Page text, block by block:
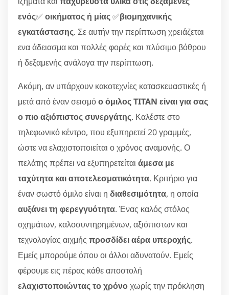
ενός✅ οικήματος ή μίας✅βιομηχανικής
εγκατάστασης. Σε αυτήν την περίπτωση χρειάζεται
ενα άδειασμα και πολλές φορές και πλύσιμο βόθρου
ή δεξαμενής ανάλογα την περίπτωση.
Ακόμη, αν υπάρχουν κακοτεχνίες κατασκευαστικές ή
μετά από έναν σεισμόο όμιλος TITAN είναι για σας
ο πιο αξιόπιστος συνεργάτης. Καλέστε στο
τηλεφωνικό κέντρο, που εξυπηρετεί 20 γραμμές,
ώστε να ελαχιστοποιείται ο χρόνος αναμονής. Ο
πελάτης πρέπει να εξυπηρετείται άμεσα με
ταχύτητα και αποτελεσματικότητα. Κριτήριο για
έναν σωστό όμιλο είναι η διαθεσιμότητα, η οποία
αυξάνει τη φερεγγυότητα. Ένας καλός στόλος
οχημάτων, καλοσυντηρημένων, αξιόπιστων και
τεχνολογίας αιχμής προσδίδει αέρα υπεροχής.
Εμείς μπορούμε όπου οι άλλοι αδυνατούν. Εμείς
φέρουμε εις πέρας κάθε αποστολή
ελαχιστοποιώντας το χρόνοχωρίς την πρόκληση